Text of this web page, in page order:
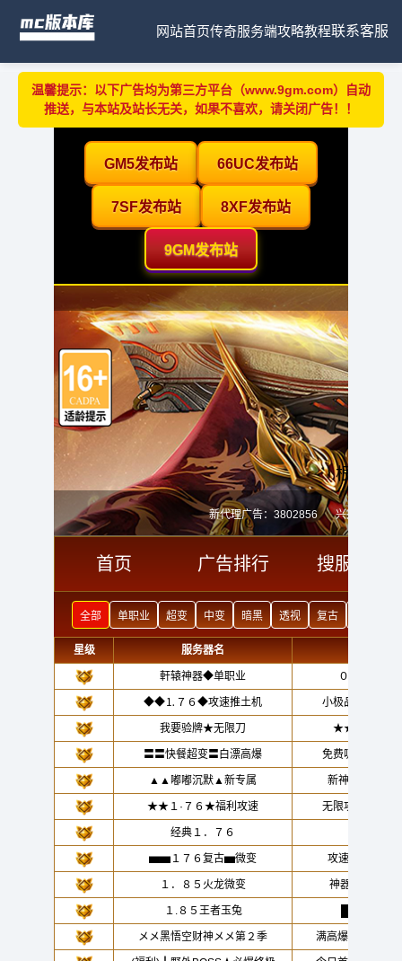
网站首页传奇服务端攻略教程联系客服
温馨提示：以下广告均为第三方平台（www.9gm.com）自动
推送，与本站及站长无关，如果不喜欢，请关闭广告！！